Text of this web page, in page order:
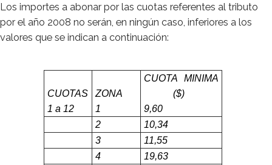
Los importes a abonar por las cuotas referentes al tributo
por el año 2008 no serán, en ningún caso, inferiores a los
valores que se indican a continuación:
CUOTAS ZONA
CUOTA MINIMA
($)
1 a 12 1
9,60
2
10,34
3
11,55
4
19,63